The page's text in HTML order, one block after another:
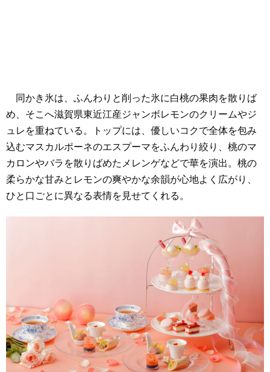
同かき氷は、ふんわりと削った氷に白桃の果肉を散りば
め、そこへ滋賀県東近江産ジャンボレモンのクリームやジ
ュレを重ねている。トップには、優しいコクで全体を包み
込むマスカルポーネのエスプーマをふんわり絞り、桃のマ
カロンやバラを散りばめたメレンゲなどで華を演出。桃の
柔らかな甘みとレモンの爽やかな余韻が心地よく広がり、
ひと口ごとに異なる表情を見せてくれる。